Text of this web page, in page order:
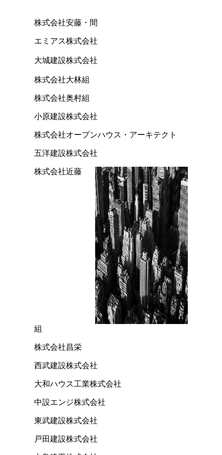
株式会社安藤・間
エミアス株式会社
大城建設株式会社
株式会社大林組
株式会社奥村組
小原建設株式会社
株式会社オープンハウス・アーキテクト
五洋建設株式会社
株式会社近藤
組
株式会社昌栄
西武建設株式会社
大和ハウス工業株式会社
中設エンジ株式会社
東武建設株式会社
戸田建設株式会社